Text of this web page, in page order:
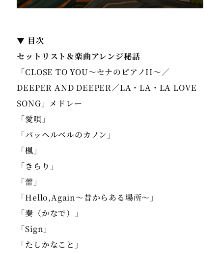
▼ 目次
セットリスト＆楽曲アレンジ秘話
「CLOSE TO YOU〜セナのピアノII〜／
DEEPER AND DEEPER／LA・LA・LA LOVE
SONG」メドレー
「愛唄」
「パッヘルベルのカノン」
「楓」
「きらり」
「蕾」
「Hello,Again～昔からある場所～」
「奏（かなで）」
「Sign」
「たしかなこと」